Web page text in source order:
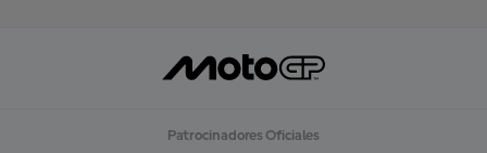
Patrocinadores Oficiales